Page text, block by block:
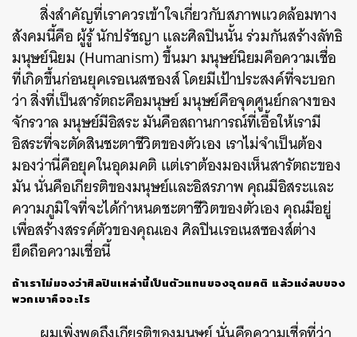
สิ่งสำคัญที่เราควรเข้าใจเกี่ยวกับสภาพแวดล้อมทาง
สังคมนี้คือ ผู้รู้ นักปรัชญา และศิลปินนั้น ร่วมกันสร้างลัทธิ
มนุษย์นิยม (Humanism) ขึ้นมา มนุษย์นิยมคือความเชื่อ
ที่เกิดขึ้นก่อนยุคเรอเนสซองส์ โดยมีเป้าประสงค์ที่จะบอก
ว่า สิ่งที่เป็นสารัตถะคือมนุษย์ มนุษย์คือจุดศูนย์กลางของ
จักรวาล มนุษย์มีอิสระ มันคือสถานการณ์ที่เอื้อให้เรามี
อิสระที่จะตัดสินชะตาชีวิตของตัวเอง เราไม่จำเป็นต้อง
มองว่านี่คือยุคในอุดมคติ แต่เราต้องมองเห็นสารัตถะของ
มัน นั่นคือเกียรติของมนุษย์และอิสรภาพ คุณมีอิสระและ
ความภูมิใจที่จะได้กำหนดชะตาชีวิตของตัวเอง คุณมีอยู่
เพื่อสร้างสรรค์ตัวของคุณเอง ศิลปินเรอเนสซองส์ต่าง
ยึดถือความเชื่อนี้
ถ้าเราไม่มองว่าศิลปินเหล่านี้เป็นตัวแทนของอุดมคติ แล้วแง่ลบของ
พวกเขาคืออะไร